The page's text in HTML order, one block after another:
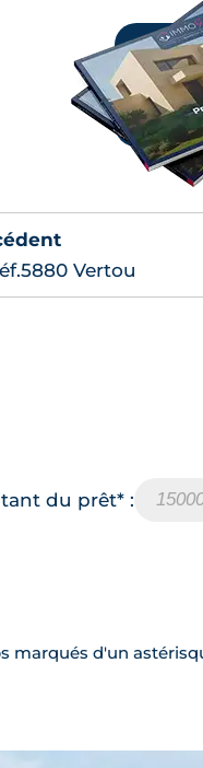
Vertou
du prêt* :
marqués d'un